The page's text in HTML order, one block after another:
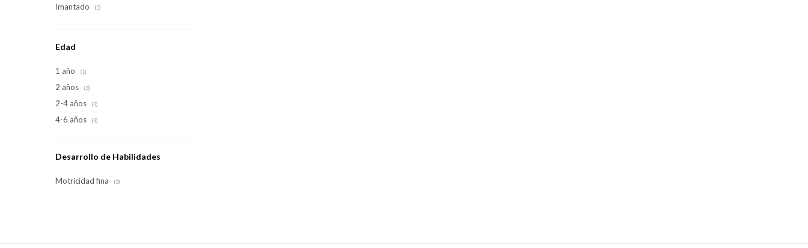
Imantado (5)
Edad
1 año (1)
2 años (3)
2-4 años (3)
4-6 años (3)
Desarrollo de Habilidades
Motricidad fina (3)